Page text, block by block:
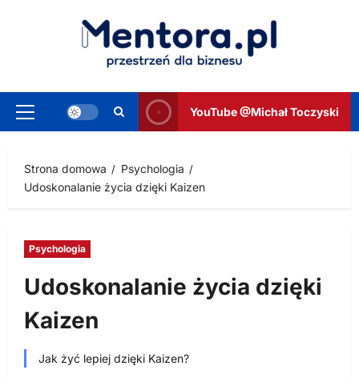
Menu
YouTube @Michał Toczyski
Strona domowa
Psychologia
Udoskonalanie życia dzięki Kaizen
Psychologia
Udoskonalanie życia dzięki
Kaizen
Jak żyć lepiej dzięki Kaizen?